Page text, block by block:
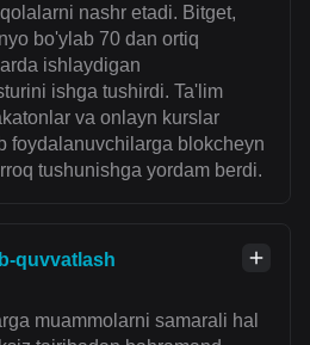
nashr etadi. Bitget,
bo'ylab 70 dan ortiq
ishlaydigan
ishga tushirdi. Ta'lim
va onlayn kurslar
foydalanuvchilarga blokcheyn
tushunishga yordam berdi.
quvvatlash
muammolarni samarali hal